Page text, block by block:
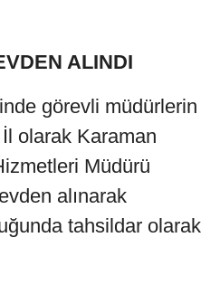
ALINDI
görevli müdürlerin
olarak Karaman
Müdürü
alınarak
tahsildar olarak